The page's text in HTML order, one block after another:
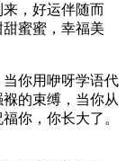
，好运伴随而
蜜蜜，幸福美
你用咿呀学语代
的束缚，当你从
你，你长大了。